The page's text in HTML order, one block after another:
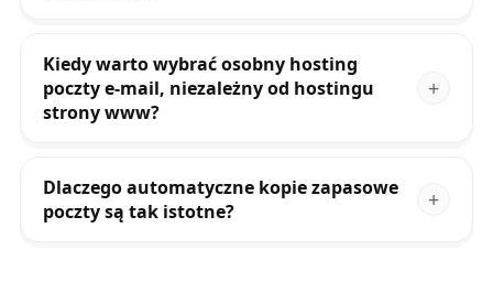
Kiedy warto wybrać osobny hosting
poczty e-mail, niezależny od hostingu
strony www?
Dlaczego automatyczne kopie zapasowe
poczty są tak istotne?